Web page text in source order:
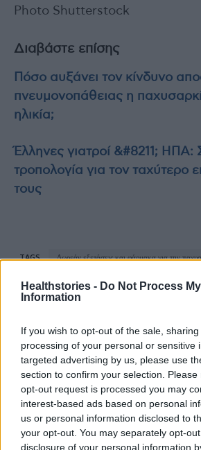
Healthstories - Do Not Process
Information
If you wish to opt-out of the sale,
processing of your personal or sensitive
targeted advertising by us, please use
section to confirm your selection.
opt-out request is processed you may
interest-based ads based on personal
us or personal information disclosed to
your opt-out. You may separately opt-
disclosure of your personal information
Photo Shutterstock
Διαβάστε επίσης
Πόσο αυξάνει τον κίνδυνο
πνευμονοπάθειας η
ηλικία;
Έλληνες γιατροί &#8211; ΗΠΑ:
τροπολογία για τον ταχύτερο
τους
TAGS
Δωρεάν εξετάσεις και φάρμακα για την
HS Team